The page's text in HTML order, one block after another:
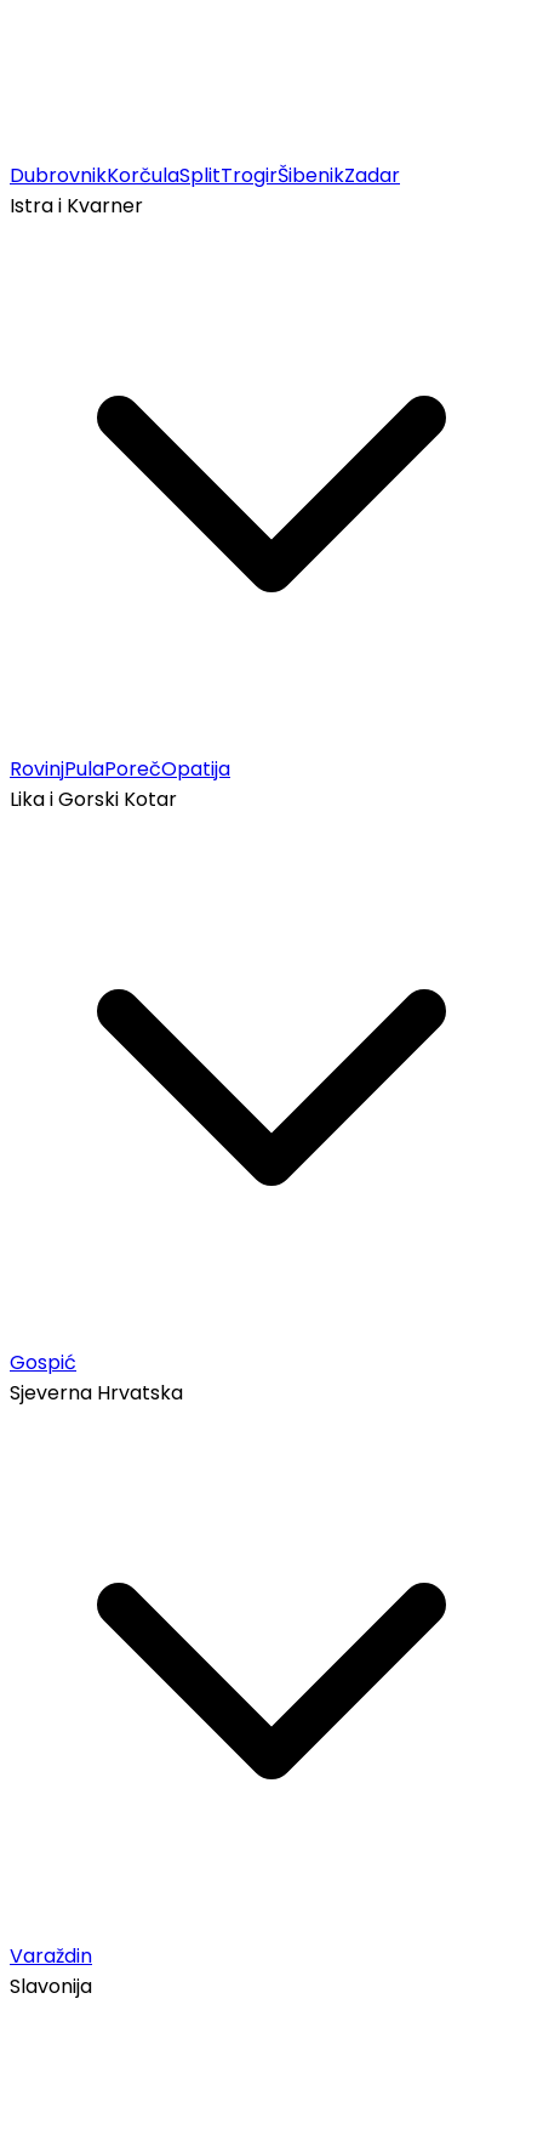
DubrovnikKorčulaSplitTrogirŠibenikZadar
Istra i Kvarner
RovinjPulaPorečOpatija
Lika i Gorski Kotar
Gospić
Sjeverna Hrvatska
Varaždin
Slavonija